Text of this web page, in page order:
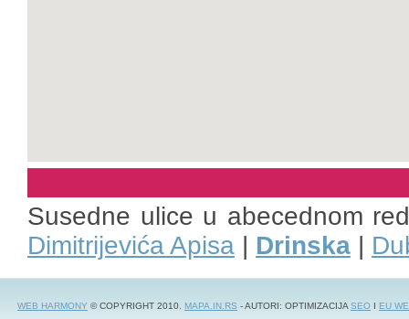
Susedne ulice u abecednom
Dimitrijevića Apisa | Drinska |
WEB HARMONY © COPYRIGHT 2010. MAPA.IN.RS - AUTORI: OPTIMIZACIJASEO I EU